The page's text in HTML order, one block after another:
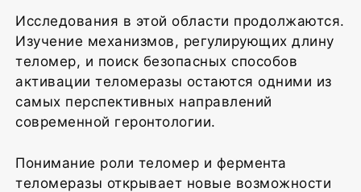
Исследования в этой области продолжаются.
Изучение механизмов, регулирующих длину
теломер, и поиск безопасных способов
активации теломеразы остаются одними из
самых перспективных направлений
современной геронтологии.
Понимание роли теломер и фермента
теломеразы открывает новые возможности